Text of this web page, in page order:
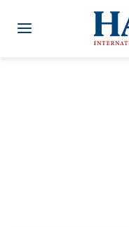
Inhalt